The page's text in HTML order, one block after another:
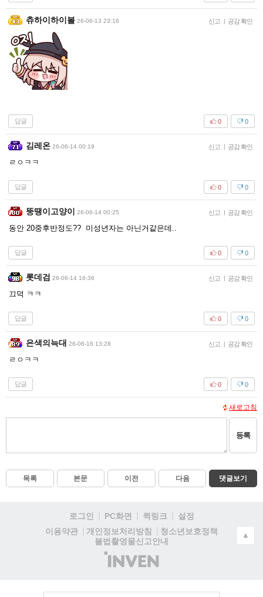
츄하이하이볼 26-06-13 23:16 신고 | 공감 확인
답글 0
0
김레온 26-06-14 00:19 신고 | 공감 확인
ㄹㅇㅋㅋ
답글 0
0
뚱땡이고양이 26-06-14 00:25 신고 | 공감 확인
동안 20중후반정도?? 미성년자는 아닌거같은데..
답글 0
0
롯데검 26-06-14 16:36 신고 | 공감 확인
끄덕 ㅋㅋ
답글 0
0
은색의늑대 26-06-16 13:28 신고 | 공감 확인
ㄹㅇㅋㅋ
답글 0
0
새로고침
등록
목록 본문 이전 다음 댓글보기
로그인 PC화면 퀵링크
설정
이용약관
개인정보처리방침
청소년보호정책
불법촬영물신고안내
(주)
인
▲